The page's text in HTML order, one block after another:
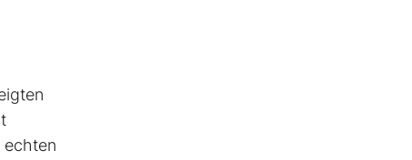
echten